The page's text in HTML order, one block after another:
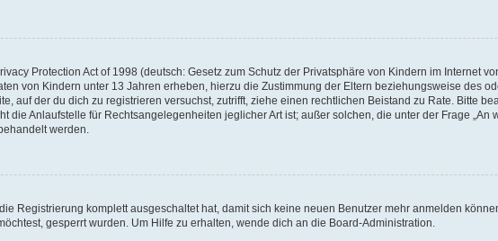
Protection Act of 1998 (deutsch: Gesetz zum Schutz der Privatsphäre von Kindern im Internet
von Kindern unter 13 Jahren erheben, hierzu die Zustimmung der Eltern beziehungsweise des
auf der du dich zu registrieren versuchst, zutrifft, ziehe einen rechtlichen Beistand zu Rate. Bitte
die Anlaufstelle für Rechtsangelegenheiten jeglicher Art ist; außer solchen, die unter der Frage
werden.
Registrierung komplett ausgeschaltet hat, damit sich keine neuen Benutzer mehr anmelden
gesperrt wurden. Um Hilfe zu erhalten, wende dich an die Board-Administration.